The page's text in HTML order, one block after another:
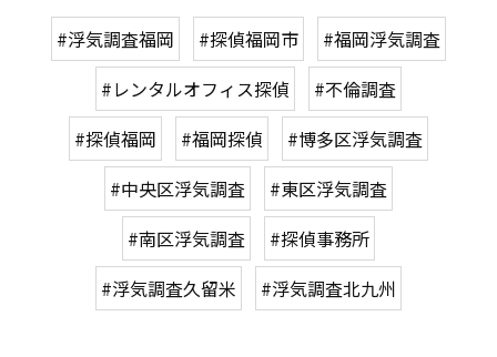
#浮気調査福岡 #探偵福岡市
#福岡浮気調査
#レンタルオフィス探偵
#不倫調査
#探偵福岡
#福岡探偵
#博多区浮気調査
#中央区浮気調査
#東区浮気調査
#南区浮気調査
#探偵事務所
#浮気調査久留米
#浮気調査北九州